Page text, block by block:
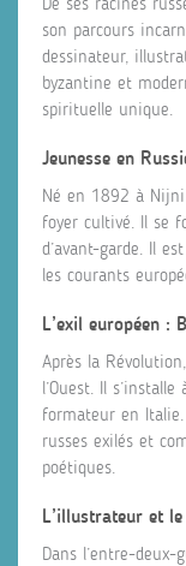
son parcours
dessinateur,
byzantine et
spirituelle unique.
Jeunesse en
Né en 1892 à Nijni
foyer cultivé. Il se
d’avant-garde. Il
les courants
L’exil européen :
Après la
l’Ouest. Il
formateur en
russes exilés et
poétiques.
L’illustrateur et
Dans l’entre-